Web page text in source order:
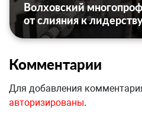
Волховский
от слияния к
Комментарии
Для добавления
авторизированы.